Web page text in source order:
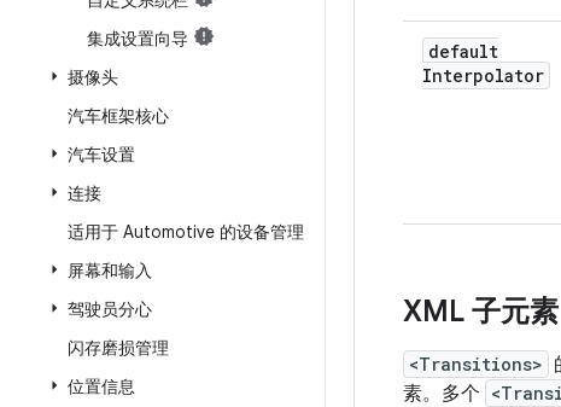
集成设置向导
摄像头
汽车框架核心
汽车设置
连接
适用于 Automotive 的设备管理
屏幕和输入
驾驶员分心
闪存磨损管理
位置信息
default
Interpolator
XML 子元素
<Transitions>
素。多个